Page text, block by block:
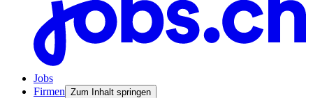
Jobs
Firmen Zum Inhalt springen